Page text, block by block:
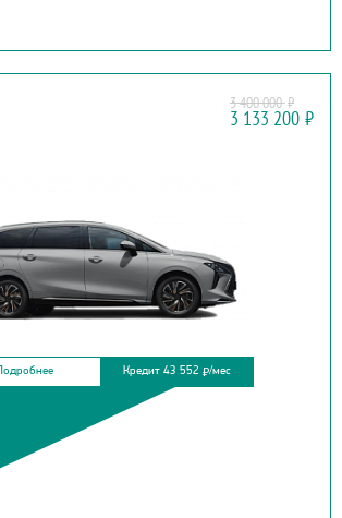
3 400 000₽
3 133 200 ₽
Подробнее Кредит 43 552 ₽/мес